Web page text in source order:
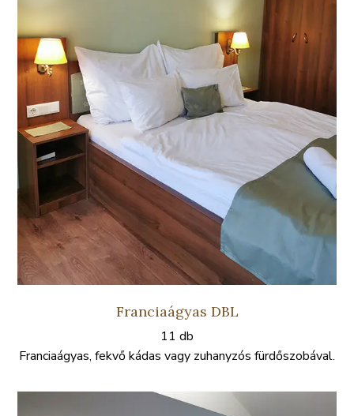
Franciaágyas DBL
11 db
Franciaágyas, fekvő kádas vagy zuhanyzós fürdőszobával.